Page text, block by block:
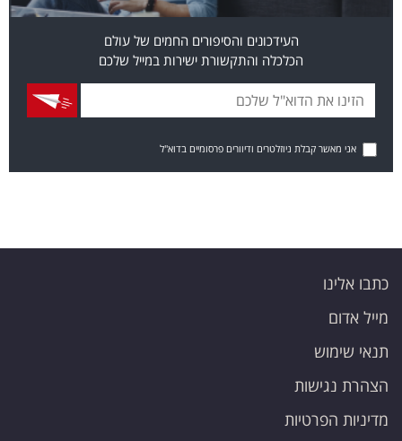
העידכונים והסיפורים החמים של עולם
הכלכלה והתקשורת ישירות במייל שלכם
אני מאשר קבלת ניוזלטרים ודיוורים פרסומיים בדוא"ל
כתבו אלינו
מייל אדום
תנאי שימוש
הצהרת נגישות
מדיניות הפרטיות